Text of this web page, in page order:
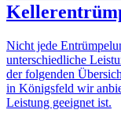
Nicht jede
unterschiedliche
der folgenden
in Königsfeld wir
Leistung geeignet ist.